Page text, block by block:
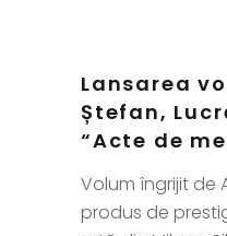
Lansarea
Ștefan,
“Acte de
Volum îngrijit de
produs de